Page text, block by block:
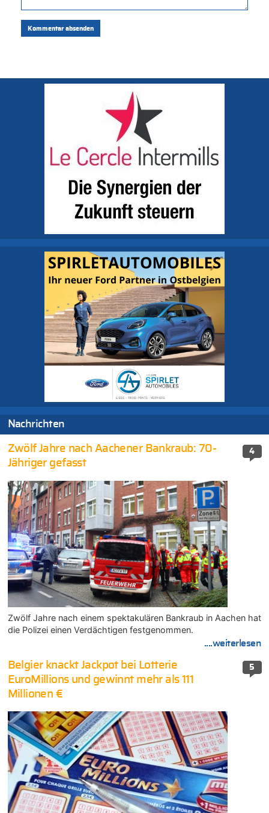
Nachrichten
4
Zwölf Jahre nach Aachener Bankraub: 70-
Jähriger gefasst
Zwölf Jahre nach einem spektakulären Bankraub in Aachen hat
die Polizei einen Verdächtigen festgenommen.
....weiterlesen
5
Belgier knackt Jackpot bei Lotterie
EuroMillions und gewinnt mehr als 111
Millionen €